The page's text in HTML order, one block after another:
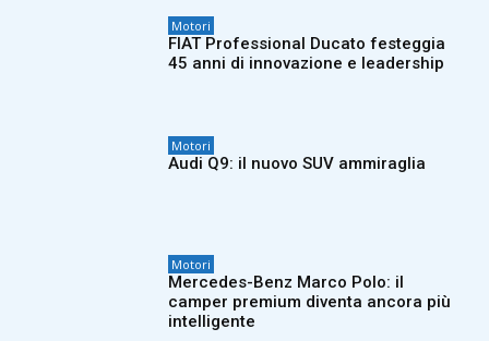
Motori
FIAT Professional Ducato festeggia
45 anni di innovazione e leadership
Motori
Audi Q9: il nuovo SUV ammiraglia
Motori
Mercedes-Benz Marco Polo: il
camper premium diventa ancora più
intelligente